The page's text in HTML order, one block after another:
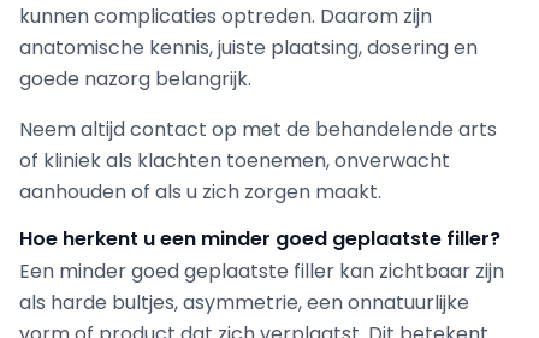
kunnen complicaties optreden. Daarom zijn
anatomische kennis, juiste plaatsing, dosering en
goede nazorg belangrijk.
Neem altijd contact op met de behandelende arts
of kliniek als klachten toenemen, onverwacht
aanhouden of als u zich zorgen maakt.
Hoe herkent u een minder goed geplaatste filler?
Een minder goed geplaatste filler kan zichtbaar zijn
als harde bultjes, asymmetrie, een onnatuurlijke